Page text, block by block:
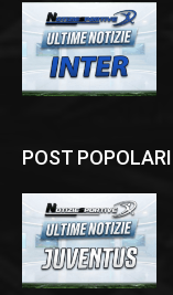
POST POPOLARI